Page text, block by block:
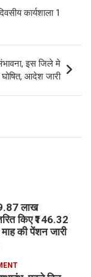
कार्यशाला 1
इस जिले मे
आदेश जारी
लाख
किए ₹146.32
की पेंशन जारी